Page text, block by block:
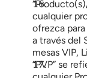
cualquier
ofrezca
a través del
mesas VIP,
“PVP” se